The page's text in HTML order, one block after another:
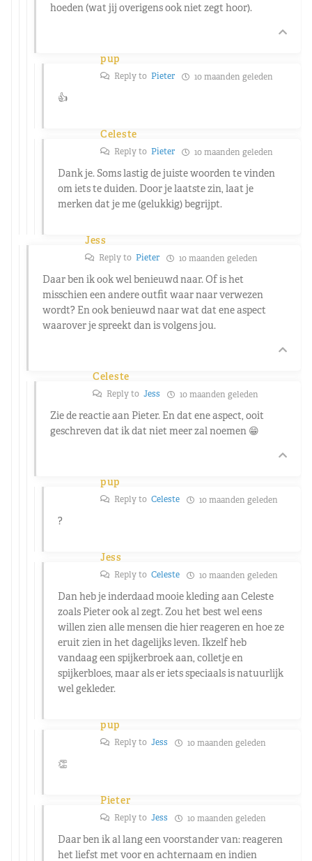
hoeden (wat jij overigens ook niet zegt hoor).
pup
Reply to Pieter 10 maanden geleden
👍
Celeste
Reply to Pieter 10 maanden geleden
Dank je. Soms lastig de juiste woorden te vinden
om iets te duiden. Door je laatste zin, laat je
merken dat je me (gelukkig) begrijpt.
Jess
Reply to Pieter 10 maanden geleden
Daar ben ik ook wel benieuwd naar. Of is het
misschien een andere outfit waar naar verwezen
wordt? En ook benieuwd naar wat dat ene aspect
waarover je spreekt dan is volgens jou.
Celeste
Reply to Jess 10 maanden geleden
Zie de reactie aan Pieter. En dat ene aspect, ooit
geschreven dat ik dat niet meer zal noemen 😁
pup
Reply to Celeste 10 maanden geleden
?
Jess
Reply to Celeste 10 maanden geleden
Dan heb je inderdaad mooie kleding aan Celeste
zoals Pieter ook al zegt. Zou het best wel eens
willen zien alle mensen die hier reageren en hoe ze
eruit zien in het dagelijks leven. Ikzelf heb
vandaag een spijkerbroek aan, colletje en
spijkerbloes, maar als er iets speciaals is natuurlijk
wel gekleder.
pup
Reply to Jess 10 maanden geleden
👏
Pieter
Reply to Jess 10 maanden geleden
Daar ben ik al lang een voorstander van: reageren
het liefst met voor en achternaam en indien